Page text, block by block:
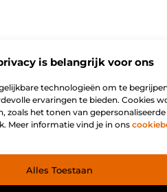
is belangrijk voor ons
technologieën om te
ervaringen te bieden. Cookies
zoals het tonen van
Meer informatie vind je in ons
Alles Toestaan